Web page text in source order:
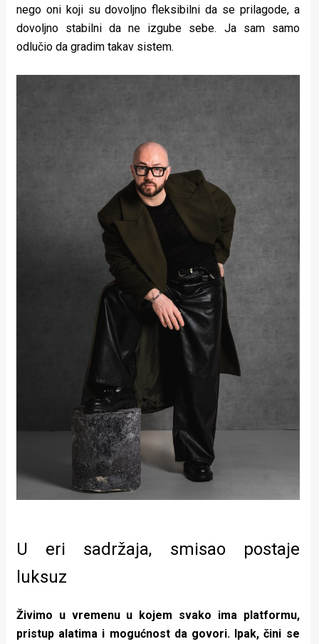
nego oni koji su dovoljno fleksibilni da se prilagode, a
dovoljno stabilni da ne izgube sebe. Ja sam samo
odlučio da gradim takav sistem.
U eri sadržaja, smisao postaje
luksuz
Živimo u vremenu u kojem svako ima platformu,
pristup alatima i mogućnost da govori. Ipak, čini se